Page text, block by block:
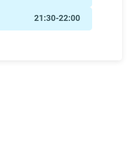
21:30-22:00